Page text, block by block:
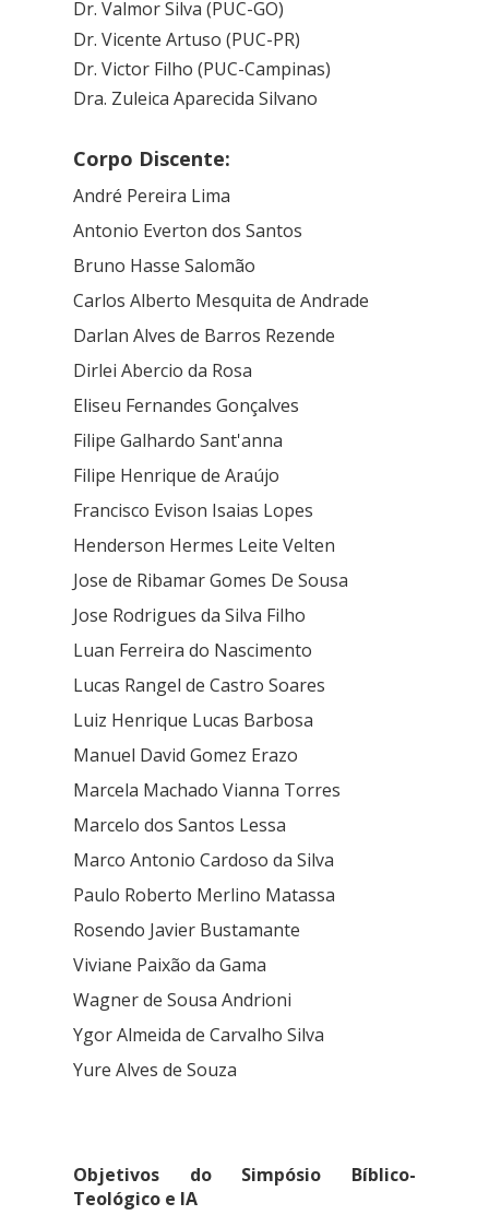
Dr. Valmor Silva (PUC-GO)
Dr. Vicente Artuso (PUC-PR)
Dr. Victor Filho (PUC-Campinas)
Dra. Zuleica Aparecida Silvano
Corpo Discente:
André Pereira Lima
Antonio Everton dos Santos
Bruno Hasse Salomão
Carlos Alberto Mesquita de Andrade
Darlan Alves de Barros Rezende
Dirlei Abercio da Rosa
Eliseu Fernandes Gonçalves
Filipe Galhardo Sant'anna
Filipe Henrique de Araújo
Francisco Evison Isaias Lopes
Henderson Hermes Leite Velten
Jose de Ribamar Gomes De Sousa
Jose Rodrigues da Silva Filho
Luan Ferreira do Nascimento
Lucas Rangel de Castro Soares
Luiz Henrique Lucas Barbosa
Manuel David Gomez Erazo
Marcela Machado Vianna Torres
Marcelo dos Santos Lessa
Marco Antonio Cardoso da Silva
Paulo Roberto Merlino Matassa
Rosendo Javier Bustamante
Viviane Paixão da Gama
Wagner de Sousa Andrioni
Ygor Almeida de Carvalho Silva
Yure Alves de Souza
Objetivos do Simpósio Bíblico-
Teológico e IA